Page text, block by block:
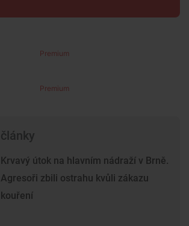
Premium
Premium
Krvavý útok na hlavním nádraží v Brně.
Agresoři zbili ostrahu kvůli zákazu
kouření